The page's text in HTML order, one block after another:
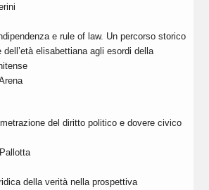
e rule of law. Un percorso storico
elisabettiana agli esordi della
del diritto politico e dovere civico
della verità nella prospettiva